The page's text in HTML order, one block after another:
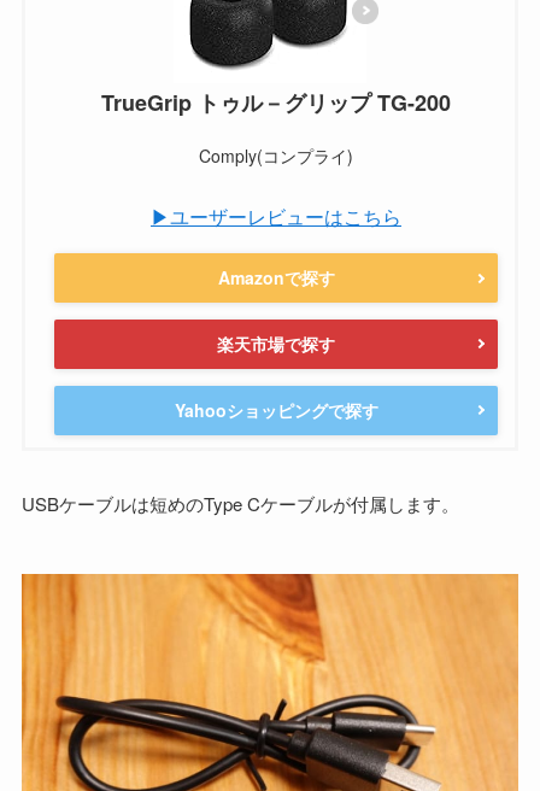
TrueGrip トゥル－グリップ TG-200
Comply(コンプライ)
▶ユーザーレビューはこちら
Amazonで探す
楽天市場で探す
Yahooショッピングで探す
USBケーブルは短めのType Cケーブルが付属します。